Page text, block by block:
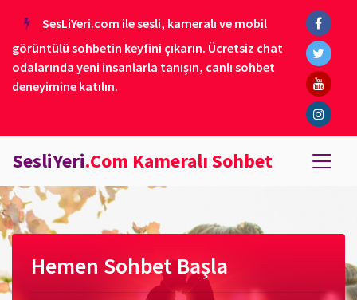
SesLiYeri.com ile sesli, kameralı ve mobil
görüntülü sohbetin keyfini çıkarın. Ücretsiz chat
odalarında yeni insanlarla tanışın, canlı sohbet
deneyimine katılın.
SesliYeri.Com Kameralı Sohbet
Hemen Sohbet Başla